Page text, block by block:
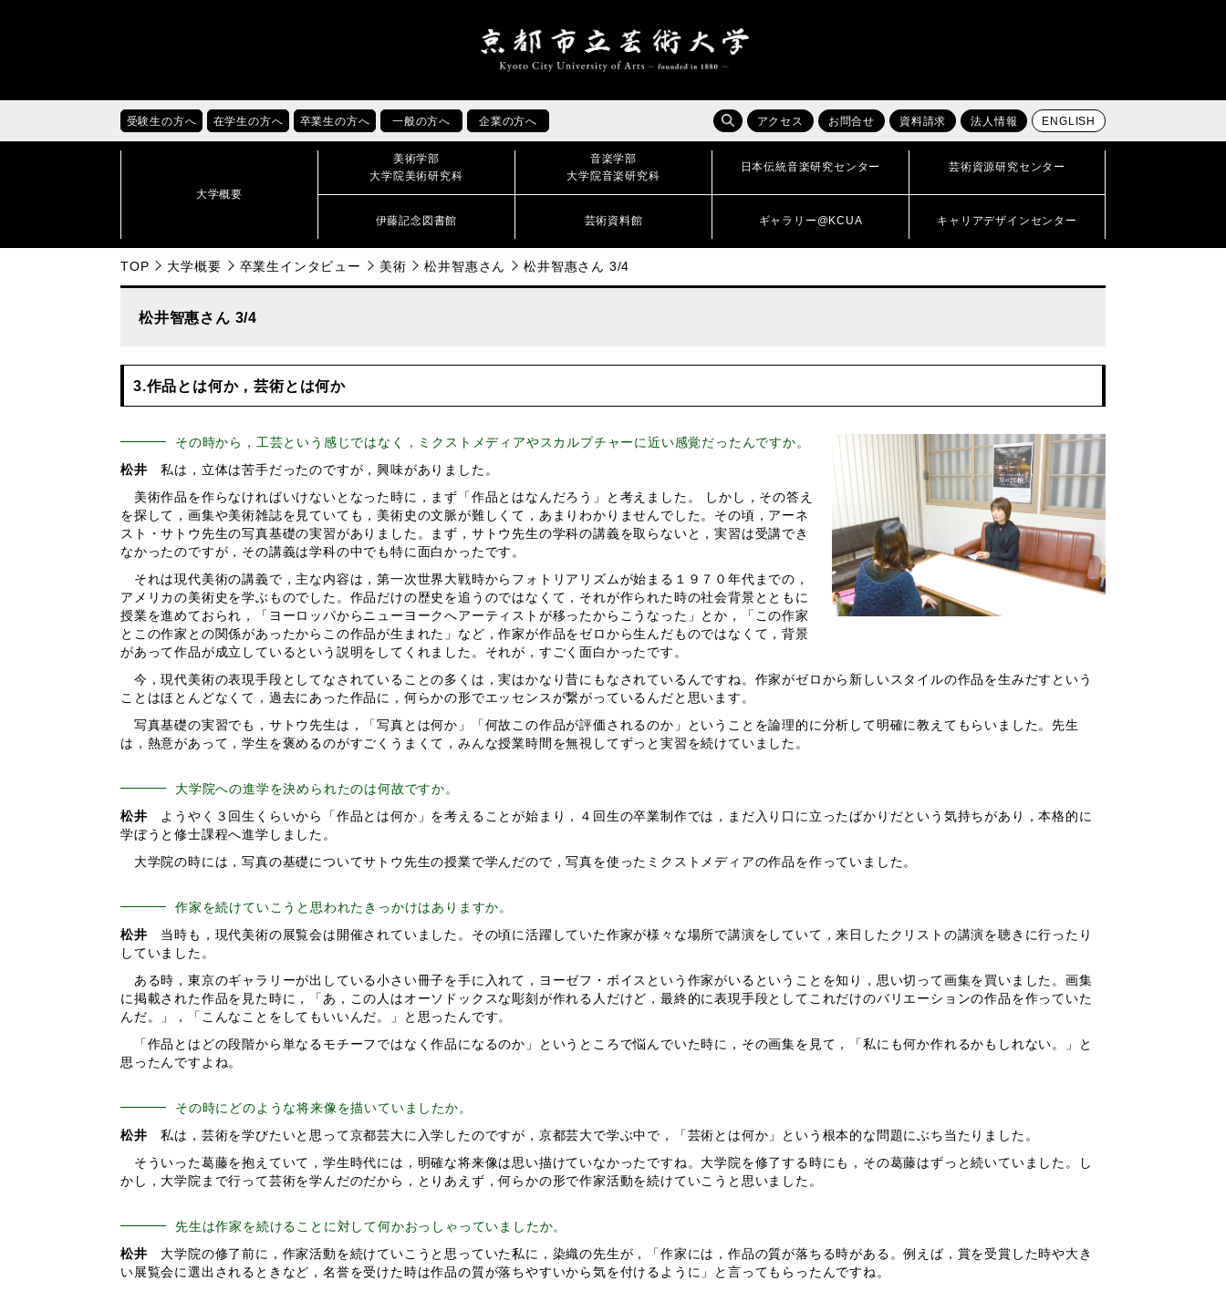
受験生の方へ 在学生の方へ 卒業生の方へ 一般の方へ 企業の方へ アクセス お問合せ 資料請求 法人情報 ENGLISH
大学概要
美術学部
大学院美術研究科
音楽学部
大学院音楽研究科
日本伝統音楽研究センター 芸術資源研究センター
伊藤記念図書館 芸術資料館 ギャラリー@KCUA キャリアデザインセンター
TOP 大学概要 卒業生インタビュー 美術 松井智惠さん 松井智惠さん 3/4
松井智惠さん 3/4
3.作品とは何か，芸術とは何か
その時から，工芸という感じではなく，ミクストメディアやスカルプチャーに近い感覚だったんですか。
松井 私は，立体は苦手だったのですが，興味がありました。
美術作品を作らなければいけないとなった時に，まず「作品とはなんだろう」と考えました。 しかし，その答え
を探して，画集や美術雑誌を見ていても，美術史の文脈が難しくて，あまりわかりませんでした。その頃，アーネ
スト・サトウ先生の写真基礎の実習がありました。まず，サトウ先生の学科の講義を取らないと，実習は受講でき
なかったのですが，その講義は学科の中でも特に面白かったです。
それは現代美術の講義で，主な内容は，第一次世界大戦時からフォトリアリズムが始まる１９７０年代までの，
アメリカの美術史を学ぶものでした。作品だけの歴史を追うのではなくて，それが作られた時の社会背景とともに
授業を進めておられ，「ヨーロッパからニューヨークへアーティストが移ったからこうなった」とか，「この作家
とこの作家との関係があったからこの作品が生まれた」など，作家が作品をゼロから生んだものではなくて，背景
があって作品が成立しているという説明をしてくれました。それが，すごく面白かったです。
今，現代美術の表現手段としてなされていることの多くは，実はかなり昔にもなされているんですね。作家がゼロから新しいスタイルの作品を生みだすという
ことはほとんどなくて，過去にあった作品に，何らかの形でエッセンスが繋がっているんだと思います。
写真基礎の実習でも，サトウ先生は，「写真とは何か」「何故この作品が評価されるのか」ということを論理的に分析して明確に教えてもらいました。先生
は，熱意があって，学生を褒めるのがすごくうまくて，みんな授業時間を無視してずっと実習を続けていました。
大学院への進学を決められたのは何故ですか。
松井 ようやく３回生くらいから「作品とは何か」を考えることが始まり，４回生の卒業制作では，まだ入り口に立ったばかりだという気持ちがあり，本格的に
学ぼうと修士課程へ進学しました。
大学院の時には，写真の基礎についてサトウ先生の授業で学んだので，写真を使ったミクストメディアの作品を作っていました。
作家を続けていこうと思われたきっかけはありますか。
松井 当時も，現代美術の展覧会は開催されていました。その頃に活躍していた作家が様々な場所で講演をしていて，来日したクリストの講演を聴きに行ったり
していました。
ある時，東京のギャラリーが出している小さい冊子を手に入れて，ヨーゼフ・ボイスという作家がいるということを知り，思い切って画集を買いました。画集
に掲載された作品を見た時に，「あ，この人はオーソドックスな彫刻が作れる人だけど，最終的に表現手段としてこれだけのバリエーションの作品を作っていた
んだ。」，「こんなことをしてもいいんだ。」と思ったんです。
「作品とはどの段階から単なるモチーフではなく作品になるのか」というところで悩んでいた時に，その画集を見て，「私にも何か作れるかもしれない。」と
思ったんですよね。
その時にどのような将来像を描いていましたか。
松井 私は，芸術を学びたいと思って京都芸大に入学したのですが，京都芸大で学ぶ中で，「芸術とは何か」という根本的な問題にぶち当たりました。
そういった葛藤を抱えていて，学生時代には，明確な将来像は思い描けていなかったですね。大学院を修了する時にも，その葛藤はずっと続いていました。し
かし，大学院まで行って芸術を学んだのだから，とりあえず，何らかの形で作家活動を続けていこうと思いました。
先生は作家を続けることに対して何かおっしゃっていましたか。
松井 大学院の修了前に，作家活動を続けていこうと思っていた私に，染織の先生が，「作家には，作品の質が落ちる時がある。例えば，賞を受賞した時や大き
い展覧会に選出されるときなど，名誉を受けた時は作品の質が落ちやすいから気を付けるように」と言ってもらったんですね。